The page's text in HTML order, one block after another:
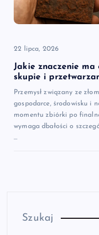
22 lipca, 2026
Jakie znaczenie ma
skupie i
Przemysł związany ze
gospodarce, środowisku i
momentu zbiórki po
wymaga dbałości o
…
Szukaj